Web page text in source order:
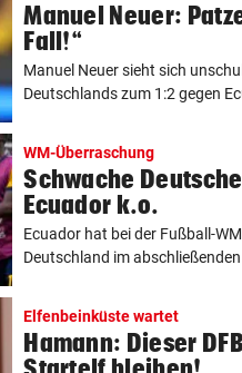
Manuel Neuer:
Fall!“
Manuel Neuer sieht sich
Deutschlands zum 1:2 gegen
WM-Überraschung
Schwache
Ecuador k.o.
Ecuador hat bei der Fußball-
Deutschland im
Elfenbeinküste wartet
Hamann: Dieser